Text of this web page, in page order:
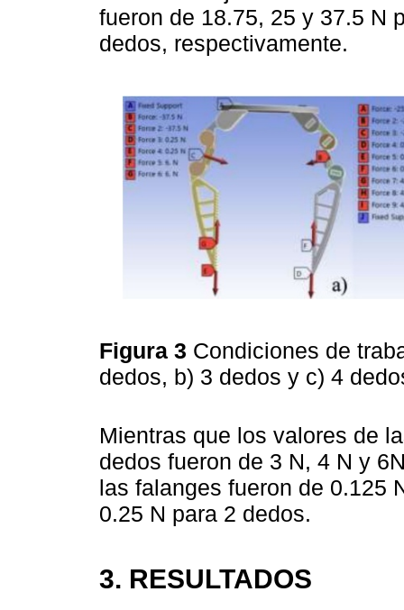
fueron de 18.75, 25 y 37.5 N
dedos, respectivamente.
Figura 3 Condiciones de
dedos, b) 3 dedos y c) 4
Mientras que los valores de
dedos fueron de 3 N, 4 N y
las falanges fueron de 0.125
0.25 N para 2 dedos.
3. RESULTADOS